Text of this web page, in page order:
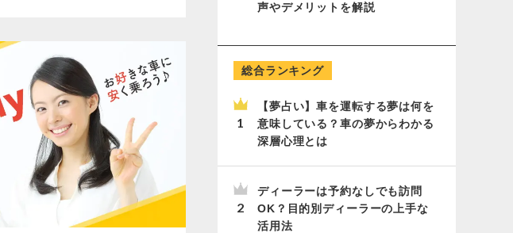
声やデメリットを解説
総合ランキング
【夢占い】車を運転する夢は何を
意味している？車の夢からわかる
深層心理とは
ディーラーは予約なしでも訪問
OK？目的別ディーラーの上手な
活用法